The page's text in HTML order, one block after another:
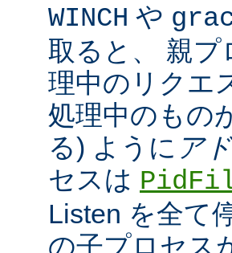
WINCH や
取ると、 親
理中のリクエ
処理中のもの
る) ように ア
セスは
Listen を全て
の子プロセス